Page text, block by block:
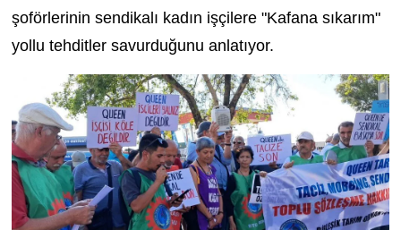
şoförlerinin sendikalı kadın işçilere "Kafana sıkarım"
yollu tehditler savurduğunu anlatıyor.